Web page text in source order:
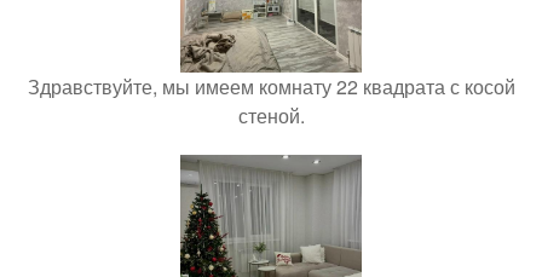
Здравствуйте, мы имеем комнату 22 квадрата с косой
стеной.